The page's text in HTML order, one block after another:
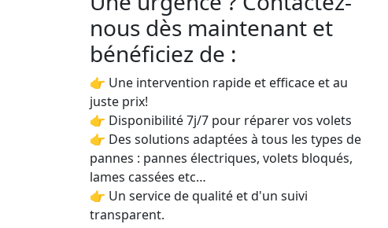
nous dès maintenant et
bénéficiez de :
👉 Une intervention rapide et efficace et au
juste prix!
👉 Disponibilité 7j/7 pour réparer vos volets
👉 Des solutions adaptées à tous les types de
pannes : pannes électriques, volets bloqués,
lames cassées etc…
👉 Un service de qualité et d'un suivi
transparent.